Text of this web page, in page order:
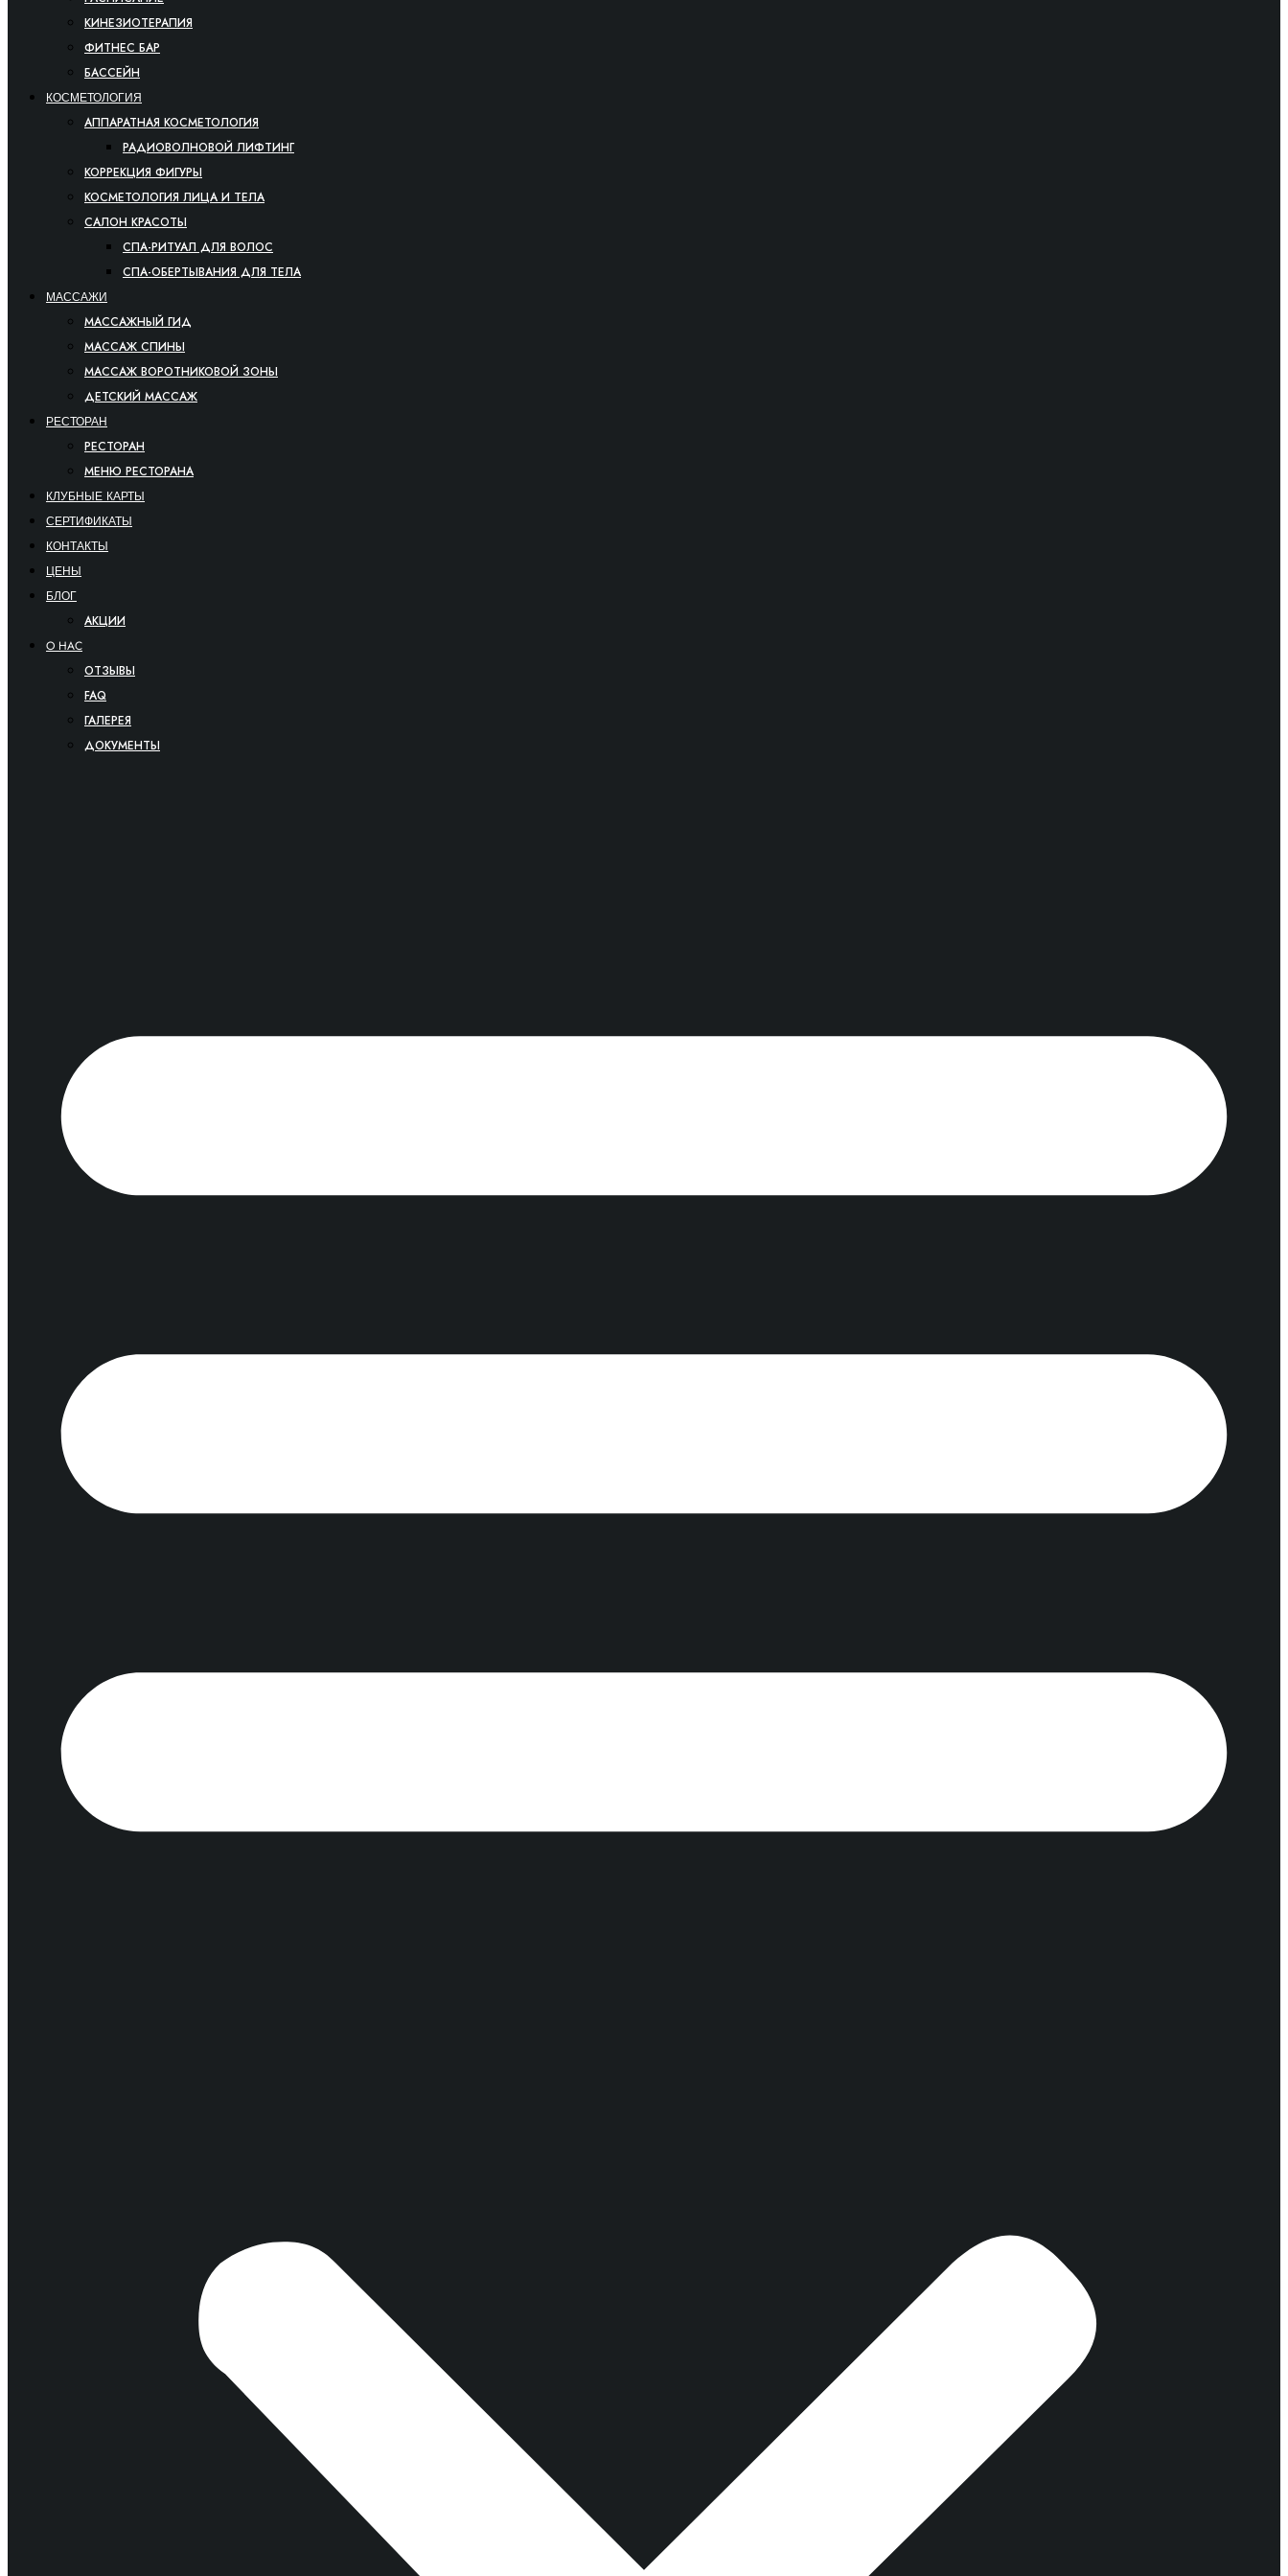
КИНЕЗИОТЕРАПИЯ
ФИТНЕС БАР
БАССЕЙН
КОСМЕТОЛОГИЯ
АППАРАТНАЯ КОСМЕТОЛОГИЯ
РАДИОВОЛНОВОЙ ЛИФТИНГ
КОРРЕКЦИЯ ФИГУРЫ
КОСМЕТОЛОГИЯ ЛИЦА И ТЕЛА
САЛОН КРАСОТЫ
СПА-РИТУАЛ ДЛЯ ВОЛОС
СПА-ОБЕРТЫВАНИЯ ДЛЯ ТЕЛА
МАССАЖИ
МАССАЖНЫЙ ГИД
МАССАЖ СПИНЫ
МАССАЖ ВОРОТНИКОВОЙ ЗОНЫ
ДЕТСКИЙ МАССАЖ
РЕСТОРАН
РЕСТОРАН
МЕНЮ РЕСТОРАНА
КЛУБНЫЕ КАРТЫ
СЕРТИФИКАТЫ
КОНТАКТЫ
ЦЕНЫ
БЛОГ
АКЦИИ
O HAC
ОТЗЫВЫ
FAQ
ГАЛЕРЕЯ
ДОКУМЕНТЫ